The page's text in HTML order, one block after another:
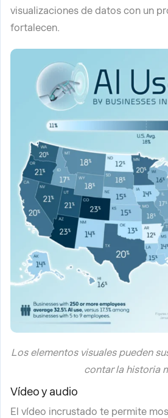
visualizaciones de datos con un
fortalecen.
Los elementos visuales pueden
contar la historia
Vídeo y audio
El vídeo incrustado te permite